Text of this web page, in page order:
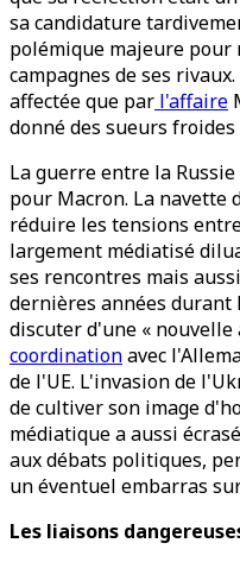
sa candidature
polémique majeure pour
campagnes de ses
affectée que par l'affaire
donné des sueurs froides
La guerre entre la
pour Macron. La navette
réduire les tensions
largement médiatisé
ses rencontres mais
dernières années
discuter d'une «
coordinationavec
de l'UE. L'invasion de
de cultiver son image
médiatique a aussi
aux débats politiques,
un éventuel embarras
Les liaisons